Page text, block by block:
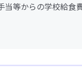
当等からの学校給食